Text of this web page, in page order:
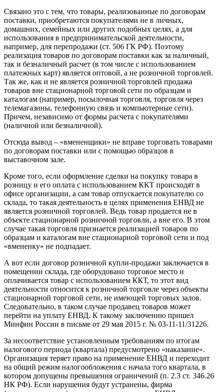
Связано это с тем, что товары, реализованные по договорам
поставки, приобретаются покупателями не в личных,
домашних, семейных или других подобных целях, а для
использования в предпринимательской деятельности,
например, для перепродажи (ст. 506 ГК РФ). Поэтому
реализация товаров по договорам поставки как за наличный,
так и безналичный расчет (в том числе с использованием
платежных карт) является оптовой, а не розничной торговлей.
Так же, как и не является розничной торговлей продажа
товаров вне стационарной торговой сети по образцам и
каталогам (например, посылочная торговля, торговля через
телемагазины, телефонную связь и компьютерные сети).
Причем, независимо от формы расчета с покупателями
(наличной или безналичной).
Отсюда вывод – «вмененщики» не вправе торговать товарами
по договорам поставки или с помощью образцов в
выставочном зале.
Кроме того, если оформление сделки на покупку товара в
розницу и его оплата с использованием ККТ происходят в
офисе организации, а сам товар отпускается покупателю со
склада, то такая деятельность в целях применения ЕНВД не
является розничной торговлей. Ведь товар продается не в
объекте стационарной розничной торговли, а вне его. В этом
случае такая торговля признается реализацией товаров по
образцам и каталогам вне стационарной торговой сети и под
«вмененку» не подпадает.
А вот если договор розничной купли-продажи заключается в
помещении склада, где оборудовано торговое место и
оплачивается товар с использованием ККТ, то этот вид
деятельности относится к розничной торговле через объекты
стационарной торговой сети, не имеющей торговых залов.
Следовательно, в таком случае продавец товаров может
перейти на уплату ЕНВД. К такому заключению пришел
Минфин России в письме от 29 мая 2015 г. № 03-11-11/31226.
За несоответствие установленным требованиям по итогам
налогового периода (квартала) предусмотрено «наказание».
Организация теряет право на применение ЕНВД и переходит
на общий режим налогообложения с начала того квартала, в
котором допущены превышения ограничений (п. 2.3 ст. 346.26
НК РФ). Если нарушения будут устранены, фирма